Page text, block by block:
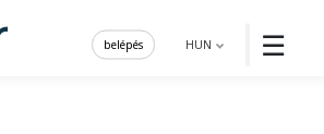
☰
HUN
belépés